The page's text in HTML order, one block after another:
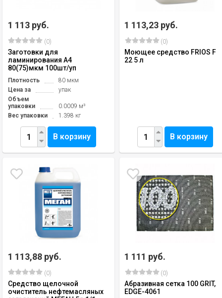
1 113 руб.
(0)
Заготовки для
ламинирования А4
80(75)мкм 100шт/уп
Плотность
80 мкм
Цена за
упак
Объем
упаковки
0.0009 м³
Вес упаковки
1.398 кг
В корзину
1 113,23 руб.
(0)
Моющее средство FRIOS F
22 5 л
В корзину
1 113,88 руб.
(0)
Средство щелочной
очиститель нефтемасляных
1 111 руб.
(0)
Абразивная сетка 100 GRIT,
EDGE-4061